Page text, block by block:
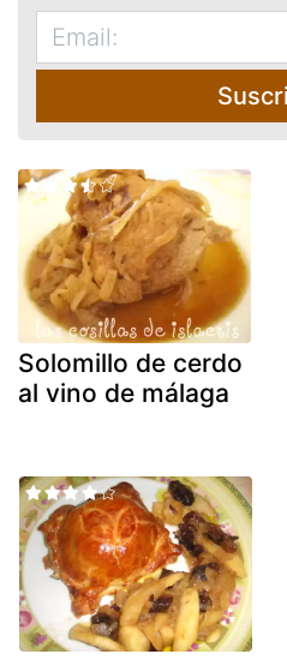
Solomillo de cerdo
al vino de málaga